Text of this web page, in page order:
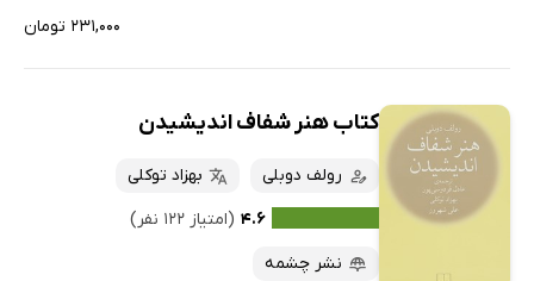
۲۳۱,۰۰۰ تومان
کتاب هنر شفاف اندیشیدن
رولف دوبلی
بهزاد توکلی
۴.۶ (امتیاز ۱۲۲ نفر)
نشر چشمه